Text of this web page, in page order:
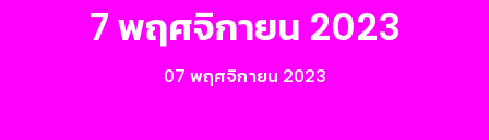
7 พฤศจิกายน 2023
07 พฤศจิกายน 2023